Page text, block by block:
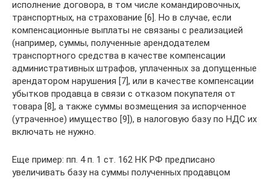
исполнение договора, в том числе командировочных,
транспортных, на страхование [6]. Но в случае, если
компенсационные выплаты не связаны с реализацией
(например, суммы, полученные арендодателем
транспортного средства в качестве компенсации
административных штрафов, уплаченных за допущенные
арендатором нарушения [7], или в качестве компенсации
убытков продавца в связи с отказом покупателя от
товара [8], а также суммы возмещения за испорченное
(утраченное) имущество [9]), в налоговую базу по НДС их
включать не нужно.
Еще пример: пп. 4 п. 1 ст. 162 НК РФ предписано
увеличивать базу на суммы полученных продавцом